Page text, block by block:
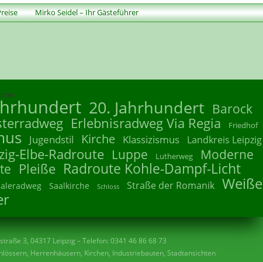
Mirko Seidel – Ihr Gästeführer
20. Jahrhundert Barock
Erlebnisradweg Via Regia Friedhof
Jugendstil Kirche Klassizismus Landkreis Leipzig
Elbe-Radroute Luppe Lutherweg Moderne
Pleiße Radroute Kohle-Dampf-Licht
Saalkirche Schloss Straße der Romanik Weiße
3, 04317 Leipzig – Telefon: 0341 46 86 68 73
Herrenhäusern, Kirchen, Industriebauten, Stadtansichten